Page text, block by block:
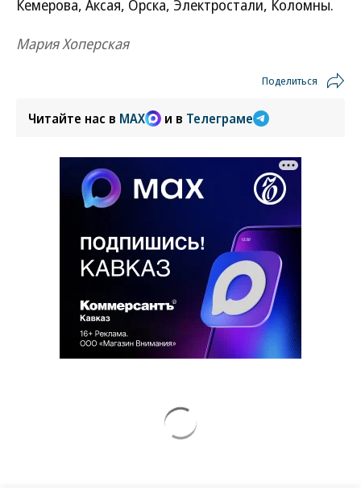
Кемерова, Аксая, Орска, Электростали, Коломны.
Мария Хоперская
Поделиться
Читайте нас в MAX и в Телеграме